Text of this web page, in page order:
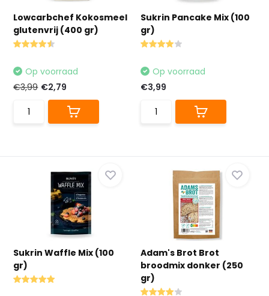
Lowcarbchef Kokosmeel
glutenvrij (400 gr)
Op voorraad
€3,99 €2,79
Sukrin Pancake Mix (100
gr)
Op voorraad
€3,99
Sukrin Waffle Mix (100
gr)
Adam's Brot Brot
broodmix donker (250
gr)